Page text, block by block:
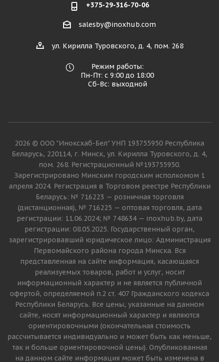
+375-29-316-70-06
salesby@inoxhub.com
ул. Кирилла Туровского, д. 4, пом. 268
Режим работы:
Пн-Пт: с 9:00 до 18:00
Сб-Вс: выходной
2026 © ООО "Иноксхаб-Бел" УНП 193755950 Республика
Беларусь, 220114, г. Минск, ул. Кирилла Туровского, д. 4,
пом. 268. Регистрационный №193755950.
Зарегистрировано Минским городским исполкомом 1
апреля 2024. Регистрация в Торговом реестре Республики
Беларусь: № 716223 — розничная торговля
(дистанционная), № 716225 — оптовая торговля, дата
регистрации: 11.06.2024; № 748634 — inoxhub.by, дата
регистрации: 08.05.2025. Государственный орган,
зарегистрировавший юридическое лицо: Администрация
Первомайского района города Минска. Вся
представленная на сайте информация, касающаяся
реализуемых товаров, работ и услуг, носит
информационный характер и не является публичной
офертой, определяемой п.2 ст. 407 Гражданского кодекса
Республики Беларусь. Все цены, указанные на данном
сайте, носят информационный характер и являются
ориентировочными (окончательная стоимость
рассчитывается индивидуально и может быть как меньше,
так и больше ориентировочной цены). Опубликованная
на данном сайте информация может быть изменена в